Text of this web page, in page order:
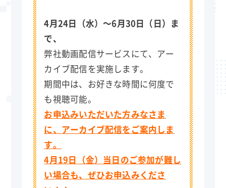
4月24日（水）～6月30日（日）ま
で、
弊社動画配信サービスにて、アー
カイブ配信を実施します。
期間中は、お好きな時間に何度で
も視聴可能。
お申込みいただいた方みなさま
に、アーカイブ配信をご案内しま
す。
4月19日（金）当日のご参加が難し
い場合も、ぜひお申込みくださ